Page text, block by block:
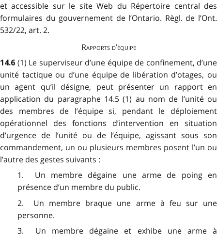
et accessible sur le site Web du Répertoire central des
formulaires du gouvernement de l’Ontario. Règl. de l’Ont.
532/22, art. 2.
Rapports d’équipe
14.6 (1) Le superviseur d’une équipe de confinement, d’une
unité tactique ou d’une équipe de libération d’otages, ou
un agent qu’il désigne, peut présenter un rapport en
application du paragraphe 14.5 (1) au nom de l’unité ou
des membres de l’équipe si, pendant le déploiement
opérationnel des fonctions d’intervention en situation
d’urgence de l’unité ou de l’équipe, agissant sous son
commandement, un ou plusieurs membres posent l’un ou
l’autre des gestes suivants :
1. Un membre dégaine une arme de poing en
présence d’un membre du public.
2. Un membre braque une arme à feu sur une
personne.
3. Un membre dégaine et exhibe une arme à